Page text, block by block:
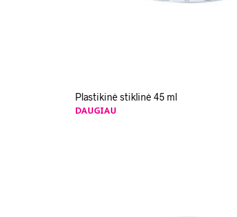
Plastikinė stiklinė 45 ml
DAUGIAU